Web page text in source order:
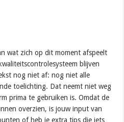
wat zich op dit moment afspeelt
blijven
nog niet af: nog niet alle
toelichting. Dat neemt niet weg
prima te gebruiken is. Omdat de
overzien, is jouw input van
of heb je extra tips die iets